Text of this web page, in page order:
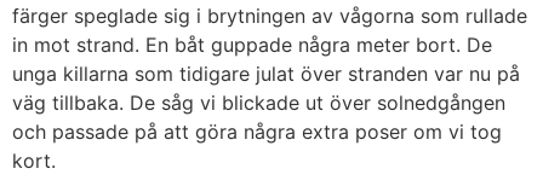
färger speglade sig i brytningen av vågorna som rullade
in mot strand. En båt guppade några meter bort. De
unga killarna som tidigare julat över stranden var nu på
väg tillbaka. De såg vi blickade ut över solnedgången
och passade på att göra några extra poser om vi tog
kort.